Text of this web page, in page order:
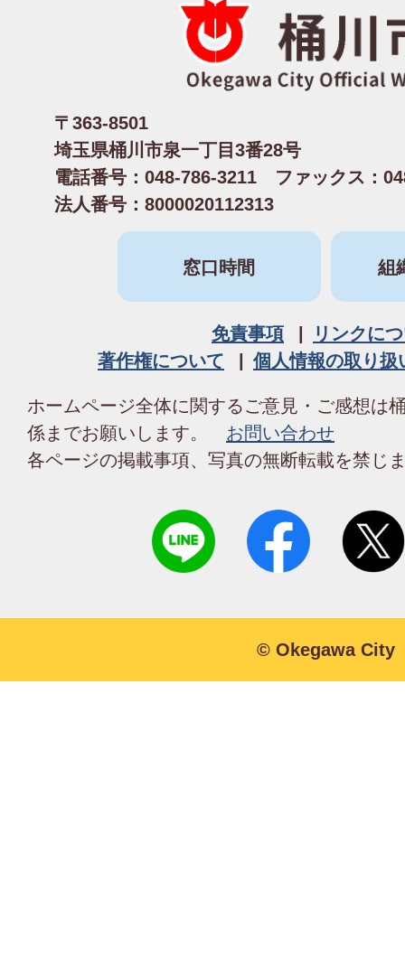
〒363-8501
埼玉県桶川市泉一丁目3番28号
電話番号：048-786-3211 ファックス：
法人番号：8000020112313
窓口時間 組
免責事項
リンクに
著作権について
個人情報の取り扱
ホームページ全体に関するご意見・ご感想は
係までお願いします。 お問い合わせ
各ページの掲載事項、写真の無断転載を禁じ
© Okegawa City